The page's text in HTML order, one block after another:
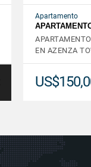
Apartamento
EN AZENZA